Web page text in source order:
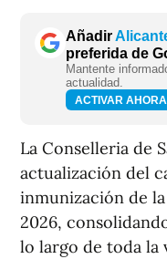
Añadir
preferida de
Mantente
actualidad.
ACTIVAR AHORA
La Conselleria de
actualización del
inmunización de
2026,
lo largo de toda la